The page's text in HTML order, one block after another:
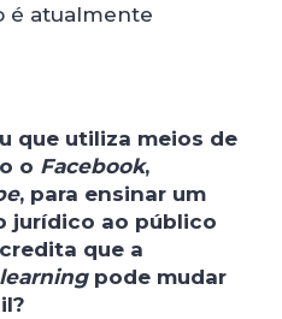
é atualmente
que utiliza meios de
o Facebook,
, para ensinar um
jurídico ao público
que a
pode mudar